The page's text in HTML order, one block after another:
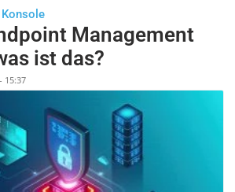
Management
ist das?
15:37